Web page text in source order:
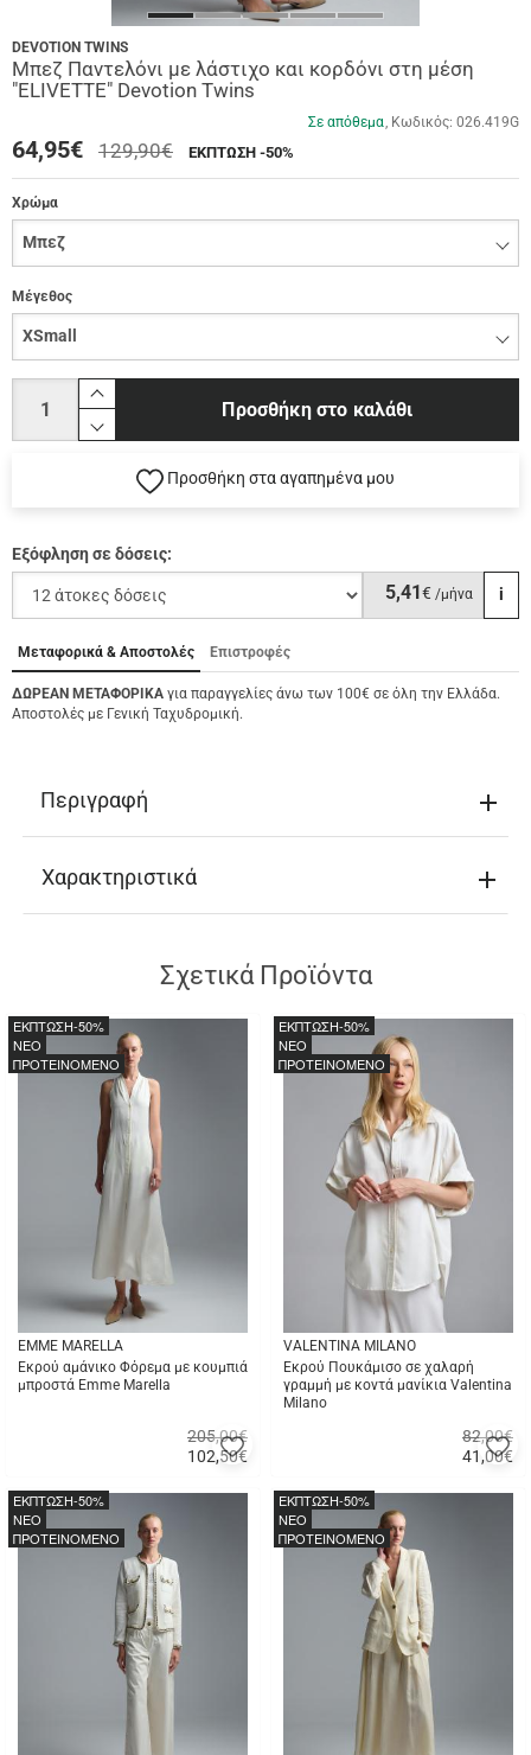
DEVOTION TWINS
Μπεζ Παντελόνι με λάστιχο και κορδόνι στη μέση
"ELIVETTE" Devotion Twins
Σε απόθεμα Κωδικός: 026.419G
64,95€ 129,90€ ΕΚΠΤΩΣΗ -50%
Χρώμα
Μέγεθος
product.increase.quantity
product.decrease.quantity
Προσθήκη στο καλάθι
Προσθήκη στα αγαπημένα μου
Εξόφληση σε δόσεις:
5,41€ /μήνα i
Μεταφορικά & Αποστολές Επιστροφές
ΔΩΡΕΑΝ ΜΕΤΑΦΟΡΙΚΑ για παραγγελίες άνω των 100€ σε όλη την Ελλάδα.
Αποστολές με Γενική Ταχυδρομική.
Περιγραφή
Χαρακτηριστικά
Σχετικά Προϊόντα
EMME MARELLA
Εκρού αμάνικο Φόρεμα με κουμπιά
μπροστά Emme Marella
102,50€
205,00€
ΕΚΠΤΩΣΗ-50%
NEO
ΠΡΟΤΕΙΝΟΜΕΝΟ
Προσθήκη
στα
αγαπημένα
μου
αγορά
VALENTINA MILANO
Εκρού Πουκάμισο σε χαλαρή
γραμμή με κοντά μανίκια Valentina
Milano
41,00€
82,00€
ΕΚΠΤΩΣΗ-50%
NEO
ΠΡΟΤΕΙΝΟΜΕΝΟ
αγορά
ΕΚΠΤΩΣΗ-50%
NEO
ΠΡΟΤΕΙΝΟΜΕΝΟ
ΕΚΠΤΩΣΗ-50%
NEO
ΠΡΟΤΕΙΝΟΜΕΝΟ